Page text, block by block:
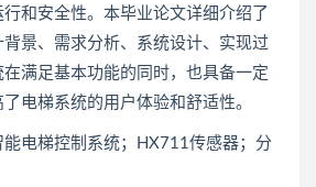
行和安全性。本毕业论文详细介绍了
景、需求分析、系统设计、实现过
满足基本功能的同时，也具备一定
电梯系统的用户体验和舒适性。
能电梯控制系统；HX711传感器；分